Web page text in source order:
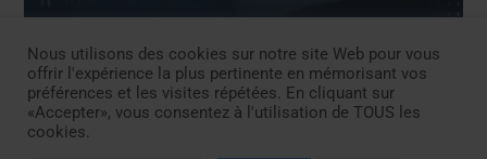
NEWS
Campagne de mobilité fil de l’eau 2026 PTS
– juin 2026
Nous utilisons des cookies sur notre site Web pour vous
offrir l'expérience la plus pertinente en mémorisant vos
préférences et les visites répétées. En cliquant sur
«Accepter», vous consentez à l'utilisation de TOUS les
cookies.